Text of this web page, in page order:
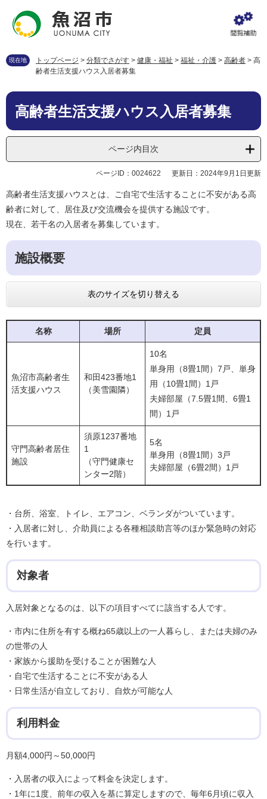
先
す
を
し
現在地 トップページ > 分類でさがす > 健康・福祉 > 福祉・介護 > 高齢者 > 高
齢者生活支援ハウス入居者募集
本
高齢者生活支援ハウス入居者募集
ページ内目次
ページID：0024622 更新日：2024年9月1日更新
高齢者生活支援ハウスとは、ご自宅で生活することに不安がある高
齢者に対して、居住及び交流機会を提供する施設です。
現在、若干名の入居者を募集しています。
施設概要
表のサイズを切り替える
名称 場所 定員
魚沼市高齢者生
活支援ハウス
和田423番地1
（美雪園隣）
10名
単身用（8畳1間）7戸、単身
用（10畳1間）1戸
夫婦部屋（7.5畳1間、6畳1
間）1戸
守門高齢者居住
施設
須原1237番地
1
（守門健康セ
ンター2階）
5名
単身用（8畳1間）3戸
夫婦部屋（6畳2間）1戸
・台所、浴室、トイレ、エアコン、ベランダがついています。
・入居者に対し、介助員による各種相談助言等のほか緊急時の対応
を行います。
対象者
入居対象となるのは、以下の項目すべてに該当する人です。
・市内に住所を有する概ね65歳以上の一人暮らし、または夫婦のみ
の世帯の人
・家族から援助を受けることが困難な人
・自宅で生活することに不安がある人
・日常生活が自立しており、自炊が可能な人
利用料金
月額4,000円～50,000円
・入居者の収入によって料金を決定します。
・1年に1度、前年の収入を基に算定しますので、毎年6月頃に収入